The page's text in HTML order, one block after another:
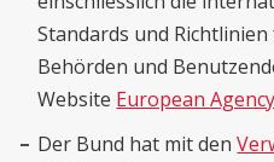
Standards und
Behörden und
Website European
Der Bund hat mit den